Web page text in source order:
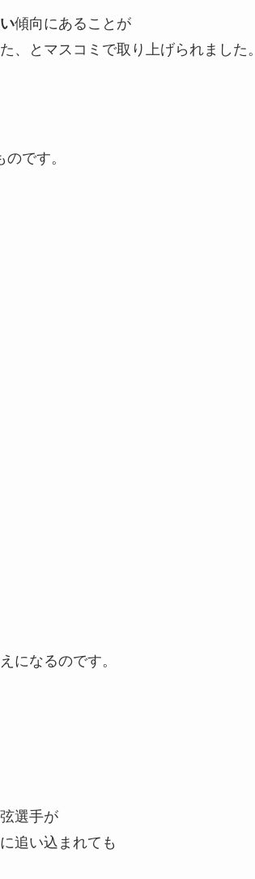
傾向にあることが
、とマスコミで取り上げられました。
です。
になるのです。
選手が
追い込まれても